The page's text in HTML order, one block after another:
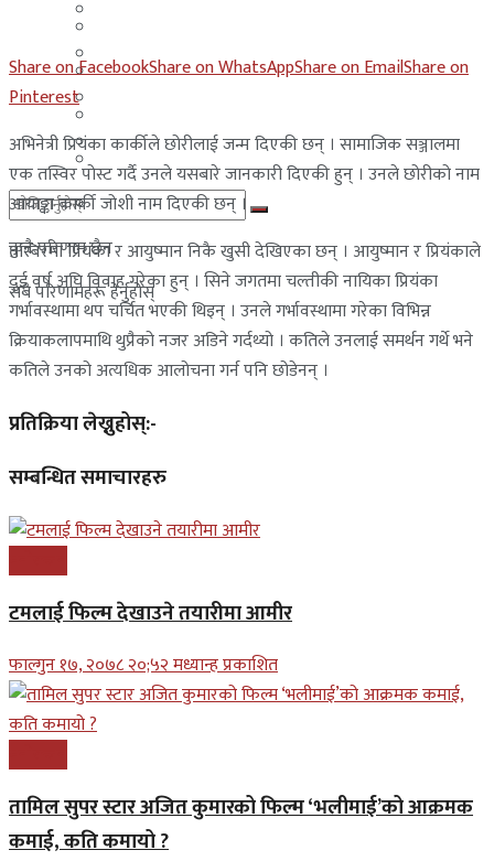
युएई
साउदी अरब
कुनै परिणाम छैन
सबै परिणामहरू हेर्नुहोस्
मलेसिया
लेबनान
साउदी अरब
Share on FacebookShare on WhatsAppShare on EmailShare on
Pinterest
अभिनेत्री प्रियंका कार्कीले छोरीलाई जन्म दिएकी छन् । सामाजिक सञ्जालमा
एक तस्विर पोस्ट गर्दै उनले यसबारे जानकारी दिएकी हुन् । उनले छोरीको नाम
आयाङ्का कार्की जोशी नाम दिएकी छन् ।
तस्बिरमा प्रियंका र आयुष्मान निकै खुसी देखिएका छन् । आयुष्मान र प्रियंकाले
दुई वर्ष अघि विवाह गरेका हुन् । सिने जगतमा चल्तीकी नायिका प्रियंका
गर्भावस्थामा थप चर्चित भएकी थिइन् । उनले गर्भावस्थामा गरेका विभिन्न
क्रियाकलापमाथि थुप्रैको नजर अडिने गर्दथ्यो । कतिले उनलाई समर्थन गर्थे भने
कतिले उनको अत्यधिक आलोचना गर्न पनि छोडेनन् ।
प्रतिक्रिया लेख्नुहोस्:-
सम्बन्धित समाचारहरु
टमलाई फिल्म देखाउने तयारीमा आमीर
फाल्गुन १७, २०७८ २०;५२ मध्यान्ह प्रकाशित
तामिल सुपर स्टार अजित कुमारको फिल्म ‘भलीमाई’को आक्रमक
कमाई, कति कमायो ?